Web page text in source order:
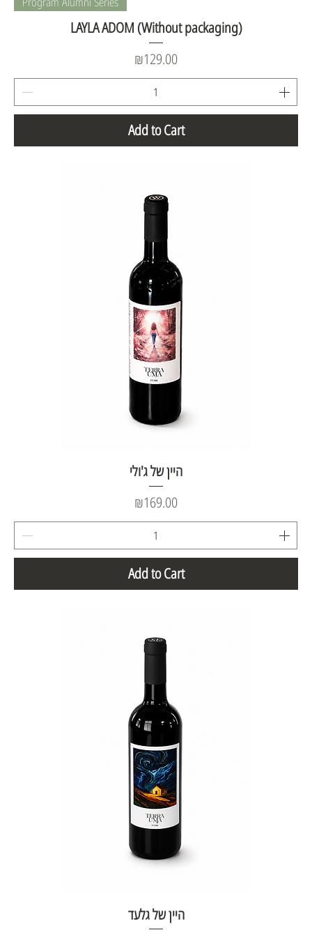
LAYLA ADOM (Without packaging)
Price
₪129.00
Add to Cart
היין של ג'ולי
Price
₪169.00
Add to Cart
היין של גלעד